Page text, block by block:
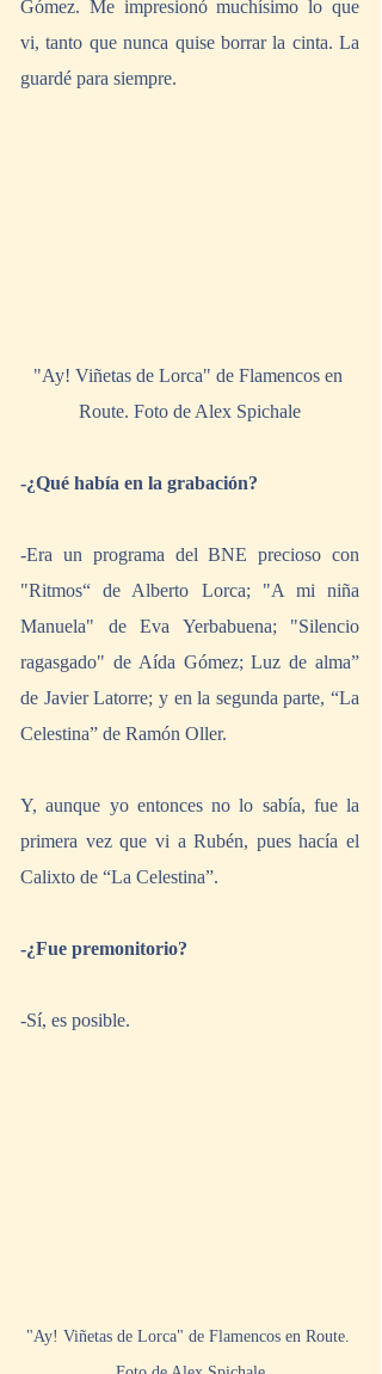
Gómez. Me impresionó muchísimo lo que
vi, tanto que nunca quise borrar la cinta. La
guardé para siempre.
"Ay! Viñetas de Lorca" de Flamencos en
Route. Foto de Alex Spichale
-¿Qué había en la grabación?
-Era un programa del BNE precioso con
"Ritmos“ de Alberto Lorca; "A mi niña
Manuela" de Eva Yerbabuena; "Silencio
ragasgado" de Aída Gómez; Luz de alma”
de Javier Latorre; y en la segunda parte, “La
Celestina” de Ramón Oller.
Y, aunque yo entonces no lo sabía, fue la
primera vez que vi a Rubén, pues hacía el
Calixto de “La Celestina”.
-¿Fue premonitorio?
-Sí, es posible.
"Ay! Viñetas de Lorca" de Flamencos en Route.